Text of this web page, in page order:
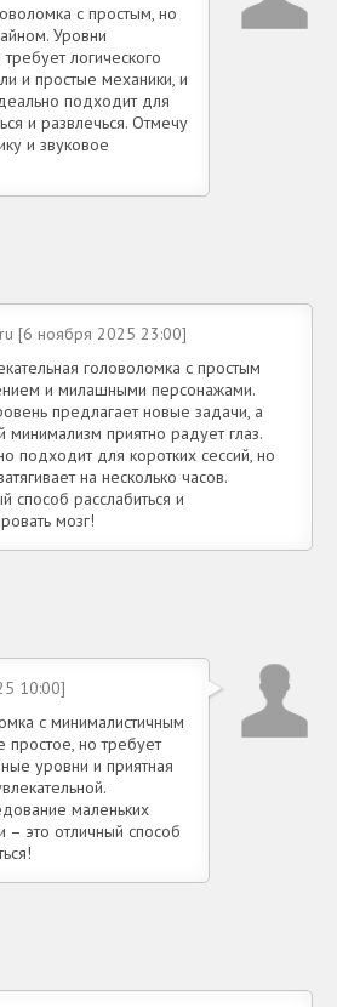
с простым, но
Уровни
логического
и простые механики, и
подходит для
и развлечься. Отмечу
и звуковое
[6 ноября 2025 23:00]
головоломка с простым
и милашными персонажами.
предлагает новые задачи, а
минимализм приятно радует глаз.
подходит для коротких сессий, но
на несколько часов.
способ расслабиться и
мозг!
10:00]
с минималистичным
простое, но требует
уровни и приятная
маленьких
это отличный способ